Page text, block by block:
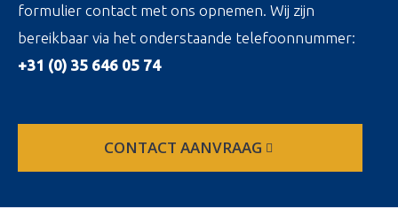
formulier contact met ons opnemen. Wij zijn
bereikbaar via het onderstaande telefoonnummer:
+31 (0) 35 646 05 74
CONTACT AANVRAAG